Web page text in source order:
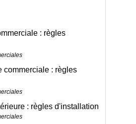
: règles
commerciale : règles
: règles d'installation